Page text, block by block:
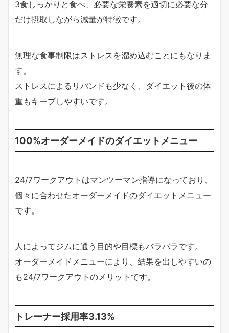
3食しっかりと食べ、必要な栄養素を適切に必要な分
だけ摂取しながら減量が特徴です。
無理な食事制限はストレスを溜め込むことにもなりま
す。
ストレスによるリバンドも少なく、ダイエット後の体
重もキープしやすいです。
100%オーダーメイドのダイエットメニュー
24/7ワークアウトはマンツーマン指導になっており、
個々に合わせたオーダーメイドのダイエットメニュー
です。
人によってジムに通う目的や目標もバラバラです。
オーダーメイドメニューにより、結果を出しやすいの
も24/7ワークアウトのメリットです。
トレーナー採用率3.13%